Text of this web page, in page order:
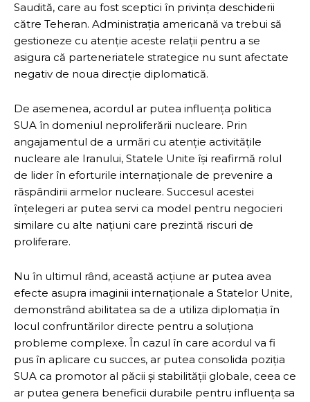
Saudită, care au fost sceptici în privința deschiderii
către Teheran. Administrația americană va trebui să
gestioneze cu atenție aceste relații pentru a se
asigura că parteneriatele strategice nu sunt afectate
negativ de noua direcție diplomatică.
De asemenea, acordul ar putea influența politica
SUA în domeniul neproliferării nucleare. Prin
angajamentul de a urmări cu atenție activitățile
nucleare ale Iranului, Statele Unite își reafirmă rolul
de lider în eforturile internaționale de prevenire a
răspândirii armelor nucleare. Succesul acestei
înțelegeri ar putea servi ca model pentru negocieri
similare cu alte națiuni care prezintă riscuri de
proliferare.
Nu în ultimul rând, această acțiune ar putea avea
efecte asupra imaginii internaționale a Statelor Unite,
demonstrând abilitatea sa de a utiliza diplomația în
locul confruntărilor directe pentru a soluționa
probleme complexe. În cazul în care acordul va fi
pus în aplicare cu succes, ar putea consolida poziția
SUA ca promotor al păcii și stabilității globale, ceea ce
ar putea genera beneficii durabile pentru influența sa